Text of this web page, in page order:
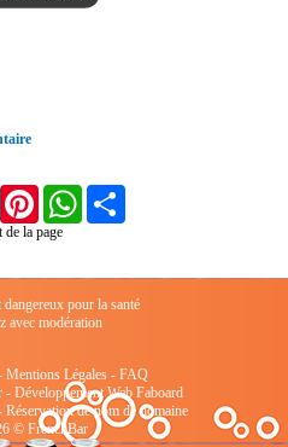
X Pinterest WhatsApp
de la page
pour la santé
avec modération
Mentions Légales- FAQ
Développement Web Faboard
Réservation de nom de domaine
© FrenchBar